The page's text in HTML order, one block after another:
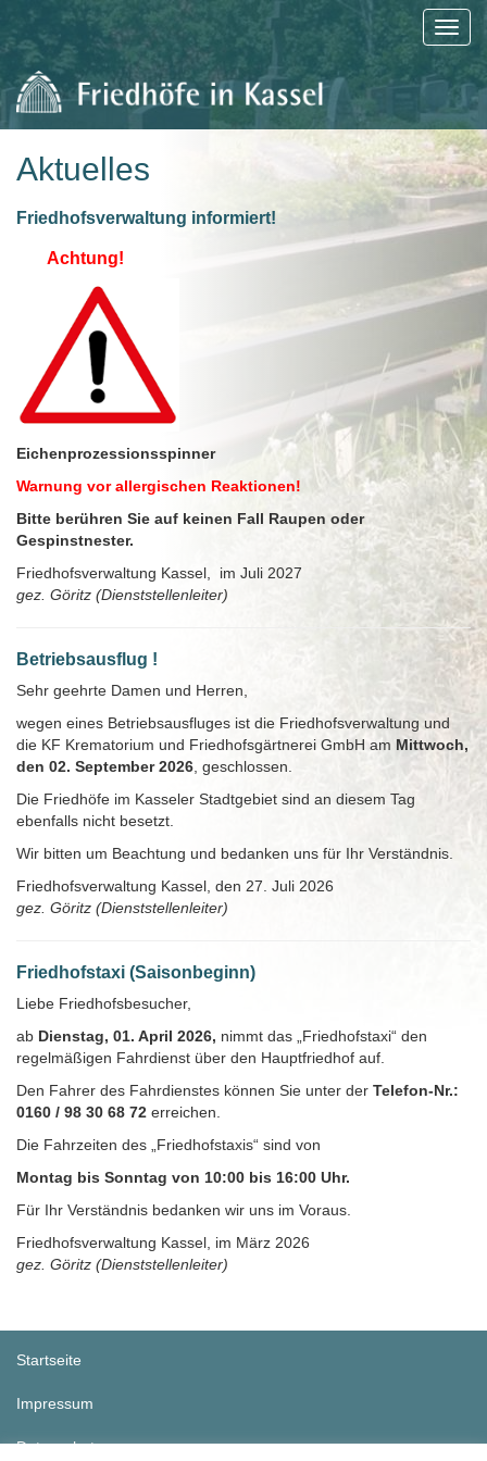
Aktuelles
Friedhofsverwaltung informiert!
Achtung!
Eichenprozessionsspinner
Warnung vor allergischen Reaktionen!
Bitte berühren Sie auf keinen Fall Raupen oder
Gespinstnester.
Friedhofsverwaltung Kassel, im Juli 2027
gez. Göritz (Dienststellenleiter)
Betriebsausflug !
Sehr geehrte Damen und Herren,
wegen eines Betriebsausfluges ist die Friedhofsverwaltung und
die KF Krematorium und Friedhofsgärtnerei GmbH am Mittwoch,
den 02. September 2026 , geschlossen.
Die Friedhöfe im Kasseler Stadtgebiet sind an diesem Tag
ebenfalls nicht besetzt.
Wir bitten um Beachtung und bedanken uns für Ihr Verständnis.
Friedhofsverwaltung Kassel, den 27. Juli 2026
gez. Göritz (Dienststellenleiter)
Friedhofstaxi (Saisonbeginn)
Liebe Friedhofsbesucher,
ab Dienstag, 01. April 2026, nimmt das „Friedhofstaxi“ den
regelmäßigen Fahrdienst über den Hauptfriedhof auf.
Den Fahrer des Fahrdienstes können Sie unter der Telefon-Nr.:
0160 / 98 30 68 72 erreichen.
Die Fahrzeiten des „Friedhofstaxis“ sind von
Montag bis Sonntag von 10:00 bis 16:00 Uhr.
Für Ihr Verständnis bedanken wir uns im Voraus.
Friedhofsverwaltung Kassel, im März 2026
gez. Göritz (Dienststellenleiter)
Startseite
Impressum
Datenschutz